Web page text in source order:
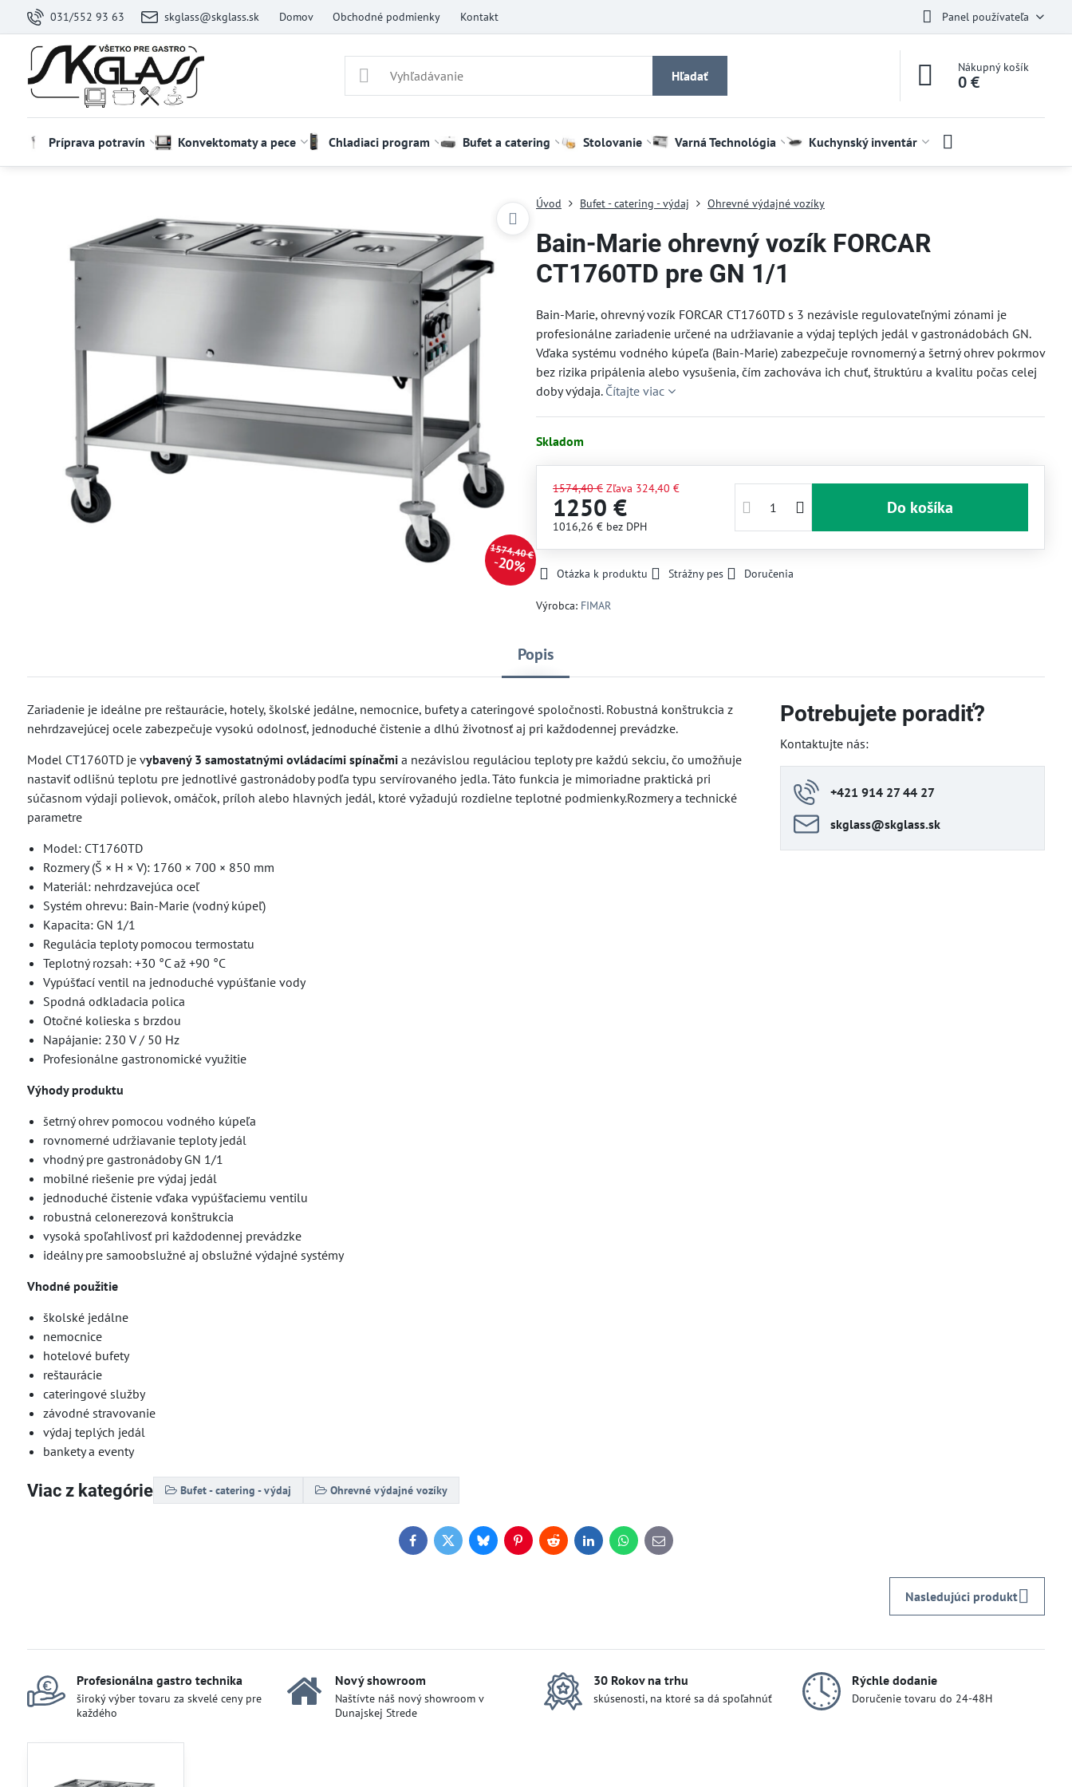
031/552 93 63 skglass@skglass.sk Domov Obchodné podmienky Kontakt Panel používateľa
Hľadať
Nákupný košík
0 €
Príprava potravín Konvektomaty a pece Chladiaci program Bufet a catering Stolovanie Varná Technológia Kuchynský inventár
1574,40 €
20%
Úvod Bufet - catering - výdaj Ohrevné výdajné vozíky
Bain-Marie ohrevný vozík FORCAR
CT1760TD pre GN 1/1
Bain-Marie, ohrevný vozík FORCAR CT1760TD s 3 nezávisle regulovateľnými zónami je
profesionálne zariadenie určené na udržiavanie a výdaj teplých jedál v gastronádobách GN.
Vďaka systému vodného kúpeľa (Bain-Marie) zabezpečuje rovnomerný a šetrný ohrev pokrmov
bez rizika pripálenia alebo vysušenia, čím zachováva ich chuť, štruktúru a kvalitu počas celej
doby výdaja. Čítajte viac
Skladom
1574,40 € Zľava 324,40 €
1250 €
1016,26 € bez DPH
Do košíka
Otázka k produktu Strážny pes Doručenia
Výrobca: FIMAR
Popis
Zariadenie je ideálne pre reštaurácie, hotely, školské jedálne, nemocnice, bufety a cateringové spoločnosti. Robustná konštrukcia z
nehrdzavejúcej ocele zabezpečuje vysokú odolnosť, jednoduché čistenie a dlhú životnosť aj pri každodennej prevádzke.
Model CT1760TD je vybavený 3 samostatnými ovládacími spínačmia nezávislou reguláciou teploty pre každú sekciu, čo umožňuje
nastaviť odlišnú teplotu pre jednotlivé gastronádoby podľa typu servírovaného jedla. Táto funkcia je mimoriadne praktická pri
súčasnom výdaji polievok, omáčok, príloh alebo hlavných jedál, ktoré vyžadujú rozdielne teplotné podmienky.Rozmery a technické
parametre
Model: CT1760TD
Rozmery (Š × H × V): 1760 × 700 × 850 mm
Materiál: nehrdzavejúca oceľ
Systém ohrevu: Bain-Marie (vodný kúpeľ)
Kapacita: GN 1/1
Regulácia teploty pomocou termostatu
Teplotný rozsah: +30 °C až +90 °C
Vypúšťací ventil na jednoduché vypúšťanie vody
Spodná odkladacia polica
Otočné kolieska s brzdou
Napájanie: 230 V / 50 Hz
Profesionálne gastronomické využitie
Výhody produktu
šetrný ohrev pomocou vodného kúpeľa
rovnomerné udržiavanie teploty jedál
vhodný pre gastronádoby GN 1/1
mobilné riešenie pre výdaj jedál
jednoduché čistenie vďaka vypúšťaciemu ventilu
robustná celonerezová konštrukcia
vysoká spoľahlivosť pri každodennej prevádzke
ideálny pre samoobslužné aj obslužné výdajné systémy
Vhodné použitie
školské jedálne
nemocnice
hotelové bufety
reštaurácie
cateringové služby
závodné stravovanie
výdaj teplých jedál
bankety a eventy
Viac z kategórie Bufet - catering - výdaj Ohrevné výdajné vozíky
Potrebujete poradiť?
Kontaktujte nás:
+421 914 27 44 27
skglass​@skglass​.sk
FacebookTwitterBlueskyPinterestRedditLinkedInWhatsApp
E-
mail
Nasledujúci produkt
Profesionálna gastro technika
široký výber tovaru za skvelé ceny pre
každého
Nový showroom
Naštívte náš nový showroom v
Dunajskej Strede
30 Rokov na trhu
skúsenosti, na ktoré sa dá spoľahnúť
Rýchle dodanie
Doručenie tovaru do 24-48H